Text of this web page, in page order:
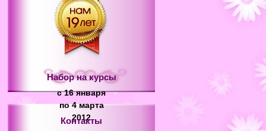
Набор на курсы
с 16 января
по 4 марта
2012
Контакты